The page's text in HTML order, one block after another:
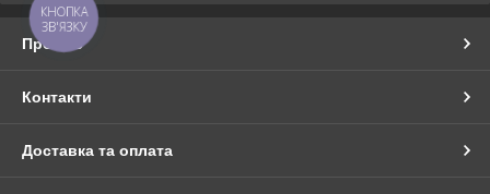
Про нас
Контакти
Доставка та оплата
КНОПКА
ЗВ'ЯЗКУ